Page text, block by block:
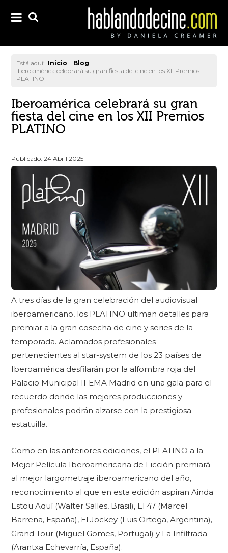
Está aquí: Inicio | Blog |
Iberoamérica celebrará su gran fiesta del cine en los XII Premios
PLATINO
Iberoamérica celebrará su gran
fiesta del cine en los XII Premios
PLATINO
Publicado: 24 Abril 2025
A tres días de la gran celebración del audiovisual
iberoamericano, los PLATINO ultiman detalles para
premiar a la gran cosecha de cine y series de la
temporada. Aclamados profesionales
pertenecientes al star-system de los 23 países de
Iberoamérica desfilarán por la alfombra roja del
Palacio Municipal IFEMA Madrid en una gala para el
recuerdo donde las mejores producciones y
profesionales podrán alzarse con la prestigiosa
estatuilla.
Como en las anteriores ediciones, el PLATINO a la
Mejor Película Iberoamericana de Ficción premiará
al mejor largometraje iberoamericano del año,
reconocimiento al que en esta edición aspiran Ainda
Estou Aquí (Walter Salles, Brasil), El 47 (Marcel
Barrena, España), El Jockey (Luis Ortega, Argentina),
Grand Tour (Miguel Gomes, Portugal) y La Infiltrada
(Arantxa Echevarría, España).